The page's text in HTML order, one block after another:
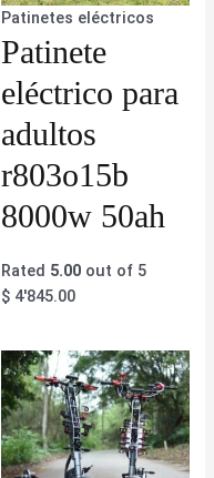
Patinetes eléctricos
Patinete
eléctrico para
adultos
r803o15b
8000w 50ah
Rated 5.00out of 5
$4'845.00